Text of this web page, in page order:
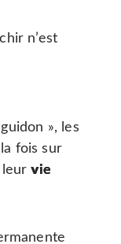
n’est
», les
fois sur
leurvie